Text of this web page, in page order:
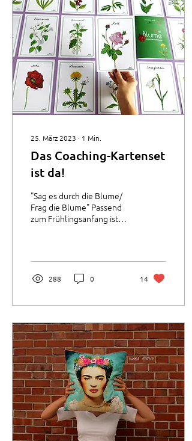
25. März 2023 ∙ 1 Min.
Das Coaching-Kartenset
ist da!
"Sag es durch die Blume/
Frag die Blume" Passend
zum Frühlingsanfang ist
288 0 14